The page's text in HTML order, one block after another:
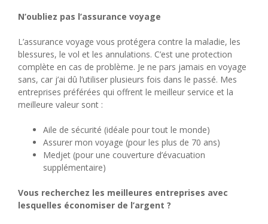
N’oubliez pas l’assurance voyage
L’assurance voyage vous protégera contre la maladie, les
blessures, le vol et les annulations. C’est une protection
complète en cas de problème. Je ne pars jamais en voyage
sans, car j’ai dû l’utiliser plusieurs fois dans le passé. Mes
entreprises préférées qui offrent le meilleur service et la
meilleure valeur sont :
Aile de sécurité (idéale pour tout le monde)
Assurer mon voyage (pour les plus de 70 ans)
Medjet (pour une couverture d’évacuation
supplémentaire)
Vous recherchez les meilleures entreprises avec
lesquelles économiser de l’argent ?